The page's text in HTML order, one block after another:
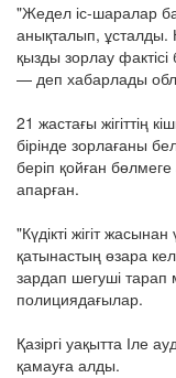
"Жедел іс-шаралар
анықталып, ұсталды.
қызды зорлау
— деп хабарлады
21 жастағы жігіттің
бірінде зорлағаны
беріп қойған
апарған.
"Күдікті жігіт
қатынастың өзара
зардап шегуші
полициядағылар.
Қазіргі уақытта Іле
қамауға алды.